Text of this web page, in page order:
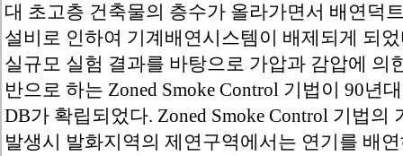
대 초고층 건축물의 층수가 올라가면서 배연덕
설비로 인하여 기계배연시스템이 배제되게 되
실규모 실험 결과를 바탕으로 가압과 감압에 의
반으로 하는 Zoned Smoke Control 기법이 90년
DB가 확립되었다. Zoned Smoke Control 기법
발생시 발화지역의 제연구역에서는 연기를 배